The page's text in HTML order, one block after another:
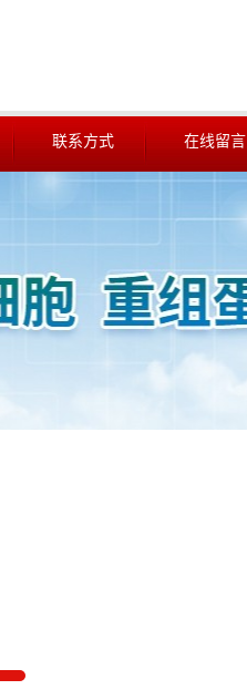
联系方式 在线留言